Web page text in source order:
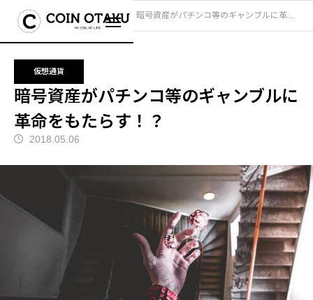
ブログ 仮想通貨 暗号資産がパチンコ等のギャンブルに革命をもたらす！？
仮想通貨
暗号資産がパチンコ等のギャンブルに
革命をもたらす！？
2018.05.06